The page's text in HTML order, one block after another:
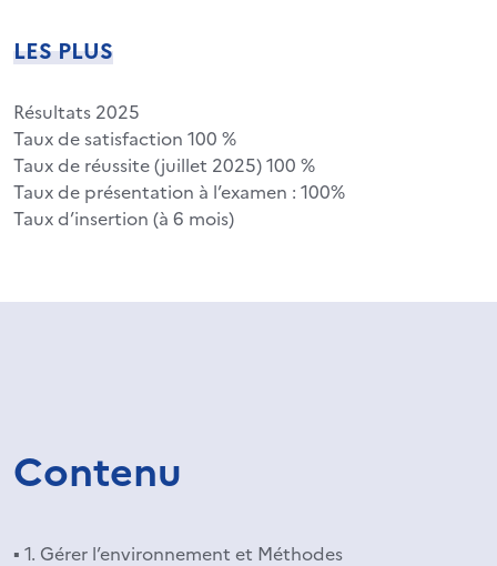
LES PLUS
Résultats 2025
Taux de satisfaction 100 %
Taux de réussite (juillet 2025) 100 %
Taux de présentation à l’examen : 100%
Taux d’insertion (à 6 mois)
Contenu
▪ 1. Gérer l’environnement et Méthodes